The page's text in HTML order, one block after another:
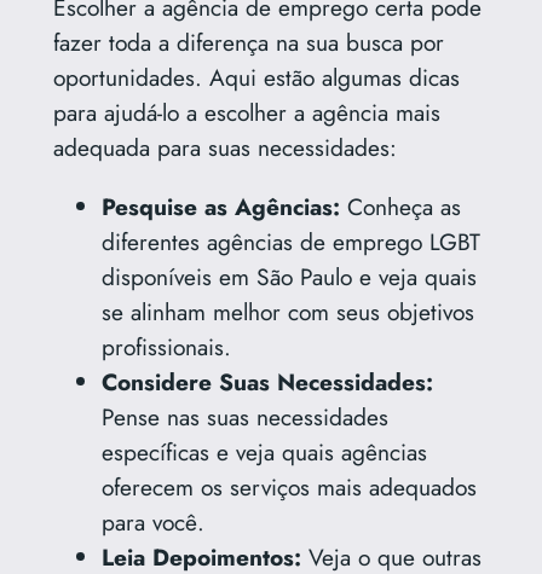
Escolher a agência de emprego certa pode
fazer toda a diferença na sua busca por
oportunidades. Aqui estão algumas dicas
para ajudá-lo a escolher a agência mais
adequada para suas necessidades:
Pesquise as Agências: Conheça as
diferentes agências de emprego LGBT
disponíveis em São Paulo e veja quais
se alinham melhor com seus objetivos
profissionais.
Considere Suas Necessidades:
Pense nas suas necessidades
específicas e veja quais agências
oferecem os serviços mais adequados
para você.
Leia Depoimentos: Veja o que outras